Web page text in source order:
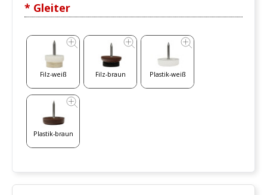
* Gleiter
Filz-weiß Filz-braun Plastik-weiß
Plastik-braun